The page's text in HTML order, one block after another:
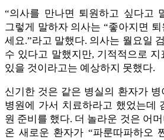
“의사를 만나면 퇴원하고 싶다고
그렇게 말하자 의사는 “좋아지면
세요.”라고 말했다. 의사는 월요일
수 있다고 말했지만, 기적적으로
있을 것이라고는 예상하지 못했다.
신기한 것은 같은 병실의 환자가
병원에 가서 치료하라고 했었는데
원 준비를 했다. 더 놀라운 것은 어
온 새로운 환자가 “파룬따파하오